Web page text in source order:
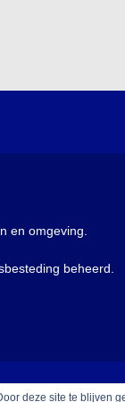
en omgeving.
beheerd.
deze site te blijven